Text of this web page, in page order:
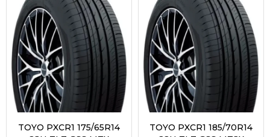
TOYO PXCR1 175/65R14
TOYO PXCR1 185/70R14